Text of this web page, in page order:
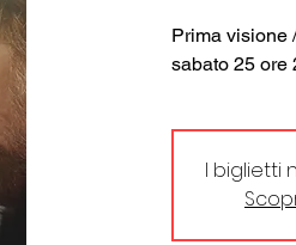
Prima visione
sabato 25 ore
I biglietti